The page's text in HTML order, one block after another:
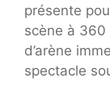
présente
scène à 360
d’arène
spectacle